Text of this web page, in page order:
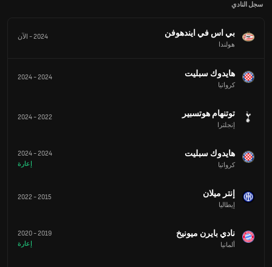
سجل النادي
بي اس في ايندهوفن
هولندا
2024
- الآن
هايدوك سبليت
كرواتيا
2024
-
2024
توتنهام هوتسبير
إنجلترا
2022
-
2024
هايدوك سبليت
كرواتيا
2024
-
2024
إعارة
إنتر ميلان
إيطاليا
2015
-
2022
نادي بايرن ميونيخ
ألمانيا
2019
-
2020
إعارة